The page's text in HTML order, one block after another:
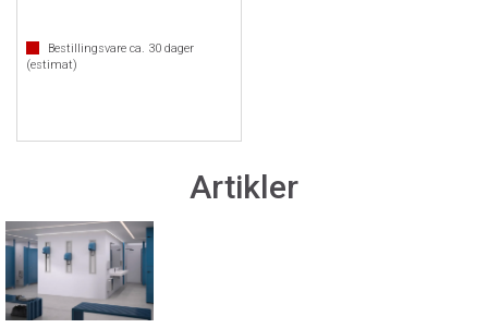
Bestillingsvare ca. 30 dager
(estimat)
Artikler